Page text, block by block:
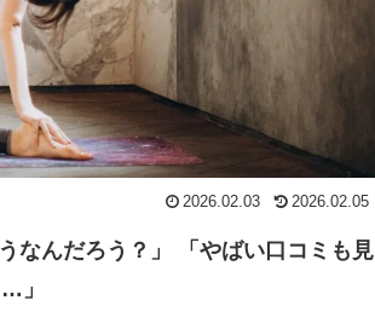
2026.02.03 2026.02.05
なんだろう？」 「やばい口コミも見
」